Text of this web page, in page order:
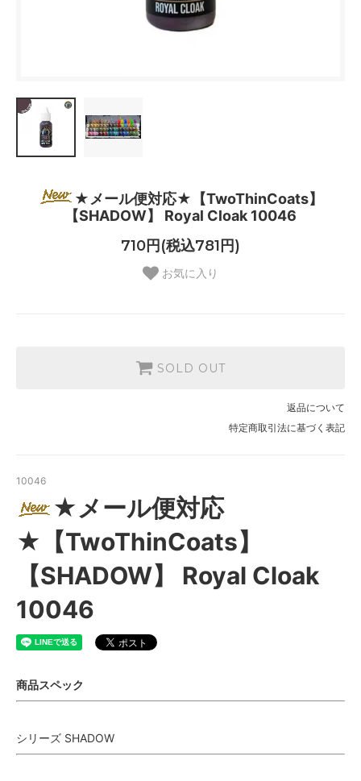
★メール便対応★【TwoThinCoats】
【SHADOW】 Royal Cloak 10046
710円(税込781円)
お気に入り
SOLD OUT
返品について
特定商取引法に基づく表記
10046
★メール便対応
★【TwoThinCoats】
【SHADOW】 Royal Cloak
10046
商品スペック
シリーズ SHADOW